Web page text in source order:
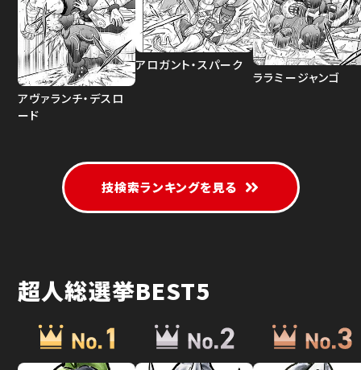
アヴァランチ・デスロ
ード
アロガント・スパーク
ララミージャンゴ
技検索ランキングを見る
超人総選挙BEST5